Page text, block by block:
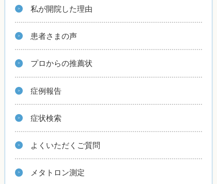
私が開院した理由
患者さまの声
プロからの推薦状
症例報告
症状検索
よくいただくご質問
メタトロン測定